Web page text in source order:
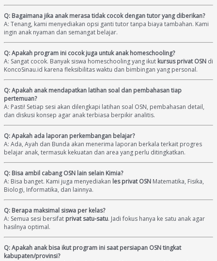
Q: Bagaimana jika anak merasa tidak cocok dengan tutor yang diberikan?
A: Tenang, kami menyediakan opsi ganti tutor tanpa biaya tambahan. Kami
ingin anak nyaman dan semangat belajar.
Q: Apakah program ini cocok juga untuk anak homeschooling?
A: Sangat cocok. Banyak siswa homeschooling yang ikut kursus privat OSN di
KoncoSinau.id karena fleksibilitas waktu dan bimbingan yang personal.
Q: Apakah anak mendapatkan latihan soal dan pembahasan tiap
pertemuan?
A: Pasti! Setiap sesi akan dilengkapi latihan soal OSN, pembahasan detail,
dan diskusi konsep agar anak terbiasa berpikir analitis.
Q: Apakah ada laporan perkembangan belajar?
A: Ada, Ayah dan Bunda akan menerima laporan berkala terkait progres
belajar anak, termasuk kekuatan dan area yang perlu ditingkatkan.
Q: Bisa ambil cabang OSN lain selain Kimia?
A: Bisa banget. Kami juga menyediakan les privat OSN Matematika, Fisika,
Biologi, Informatika, dan lainnya.
Q: Berapa maksimal siswa per kelas?
A: Semua sesi bersifat privat satu-satu. Jadi fokus hanya ke satu anak agar
hasilnya optimal.
Q: Apakah anak bisa ikut program ini saat persiapan OSN tingkat
kabupaten/provinsi?